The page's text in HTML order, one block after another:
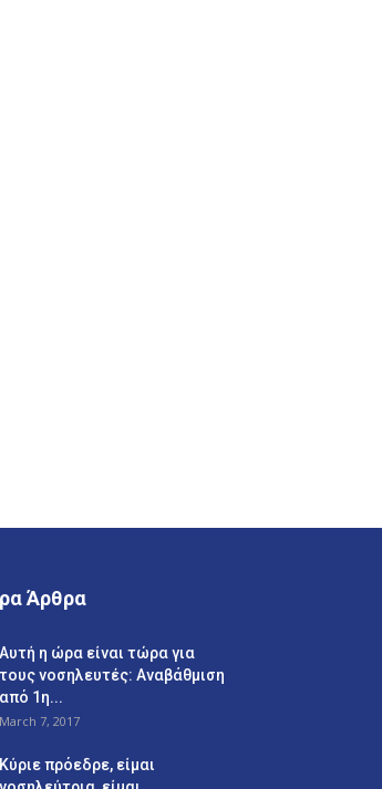
Άρθρα
Αυτή η ώρα είναι τώρα για
τους νοσηλευτές: Αναβάθμιση
από 1η...
March 7, 2017
Κύριε πρόεδρε, είμαι